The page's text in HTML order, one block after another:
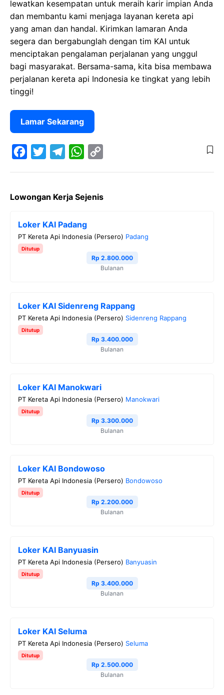
lewatkan kesempatan untuk meraih karir impian Anda
dan membantu kami menjaga layanan kereta api
yang aman dan handal. Kirimkan lamaran Anda
segera dan bergabunglah dengan tim KAI untuk
menciptakan pengalaman perjalanan yang unggul
bagi masyarakat. Bersama-sama, kita bisa membawa
perjalanan kereta api Indonesia ke tingkat yang lebih
tinggi!
Lamar Sekarang
c
i
t
e
r
l
g
r
a
s
A
p
i
n
Lowongan Kerja Sejenis
Loker KAI Padang
PT Kereta Api Indonesia (Persero) Padang
Ditutup
Rp 2.800.000
Bulanan
Loker KAI Sidenreng Rappang
PT Kereta Api Indonesia (Persero) Sidenreng Rappang
Ditutup
Rp 3.400.000
Bulanan
Loker KAI Manokwari
PT Kereta Api Indonesia (Persero) Manokwari
Ditutup
Rp 3.300.000
Bulanan
Loker KAI Bondowoso
PT Kereta Api Indonesia (Persero) Bondowoso
Ditutup
Rp 2.200.000
Bulanan
Loker KAI Banyuasin
PT Kereta Api Indonesia (Persero) Banyuasin
Ditutup
Rp 3.400.000
Bulanan
Loker KAI Seluma
PT Kereta Api Indonesia (Persero) Seluma
Ditutup
Rp 2.500.000
Bulanan